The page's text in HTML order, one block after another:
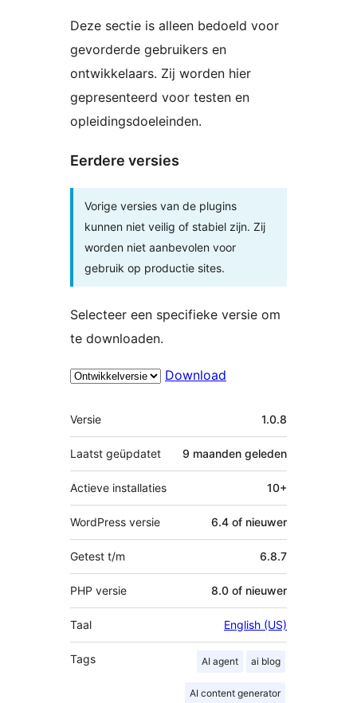
Deze sectie is alleen bedoeld voor
gevorderde gebruikers en
ontwikkelaars. Zij worden hier
gepresenteerd voor testen en
opleidingsdoeleinden.
Eerdere versies
Vorige versies van de plugins
kunnen niet veilig of stabiel zijn. Zij
worden niet aanbevolen voor
gebruik op productie sites.
Selecteer een specifieke versie om
te downloaden.
Download
Meta
Versie 1.0.8
Laatst geüpdatet 9 maanden geleden
Actieve installaties 10+
WordPress versie 6.4 of nieuwer
Getest t/m 6.8.7
PHP versie 8.0 of nieuwer
Taal English (US)
Tags AI agent ai blog
AI content generator